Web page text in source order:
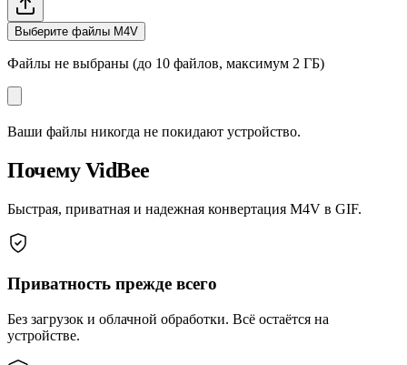
Выберите файлы M4V
Файлы не выбраны (до 10 файлов, максимум 2 ГБ)
Ваши файлы никогда не покидают устройство.
Почему VidBee
Быстрая, приватная и надежная конвертация M4V в GIF.
Приватность прежде всего
Без загрузок и облачной обработки. Всё остаётся на
устройстве.